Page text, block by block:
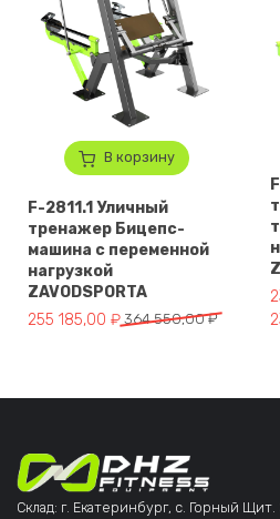
В корзину
F-2811.1 Уличный
тренажер Бицепс-
машина с переменной
нагрузкой
ZAVODSPORTA
364 550,00₽
Первоначальная цена
255 185,00 ₽
Текущая цена: 255 185,00 ₽.
Склад: г. Екатеринбург, с. Горный